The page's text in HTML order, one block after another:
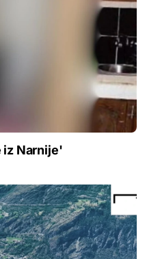
iz Narnije'